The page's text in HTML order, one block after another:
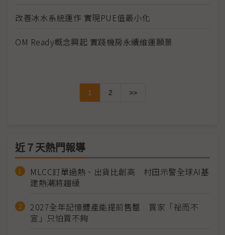
改善冰水系統運作 實現PUE值最小化
OM Ready概念興起 實踐機房永續維運願景
1 2 >>
近７天熱門報導
MLCC訂單過熱、出貨比創高 村田示警全球AI基
建熱潮將趨緩
2027全年記憶體產能提前售罄 買家「祕而不
宣」只怕買不夠